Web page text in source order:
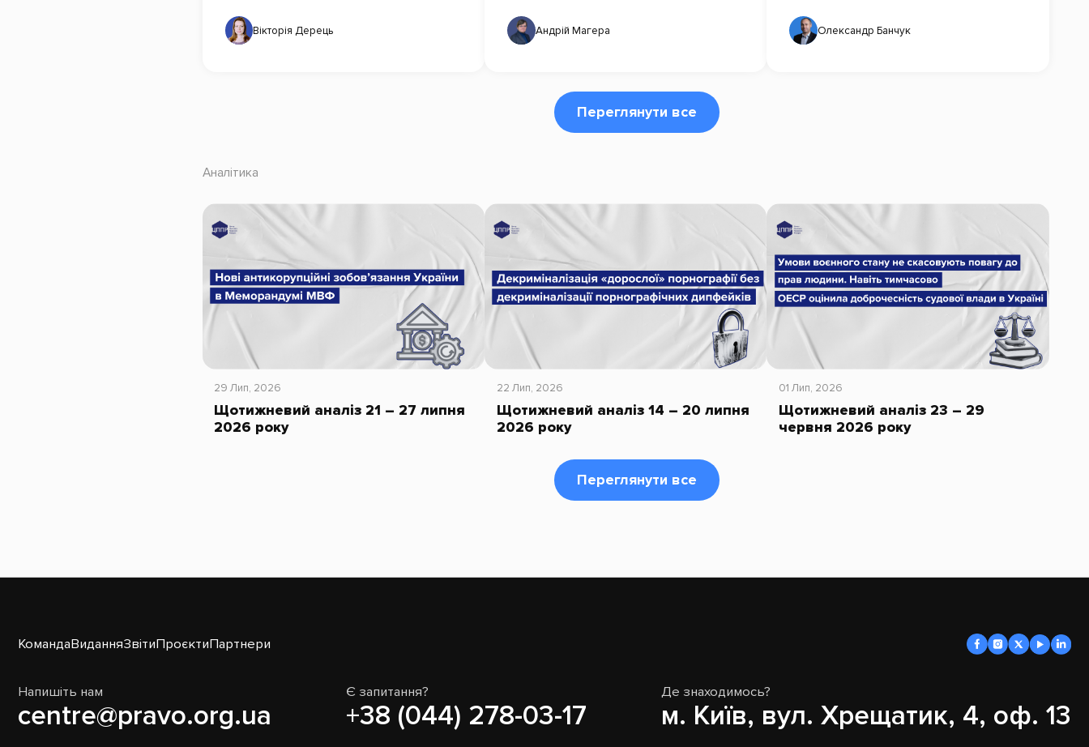
Вікторія Дерець Андрій Магера Олександр Банчук
Переглянути все
Аналітика
29 Лип, 2026
Щотижневий аналіз 21 – 27 липня
2026 року
22 Лип, 2026
Щотижневий аналіз 14 – 20 липня
2026 року
01 Лип, 2026
Щотижневий аналіз 23 – 29
червня 2026 року
Переглянути все
КомандаВиданняЗвітиПроєктиПартнери
Напишіть нам
centre@pravo.org.ua
Є запитання?
+38 (044) 278-03-17
Де знаходимось?
м. Київ, вул. Хрещатик, 4, оф. 13